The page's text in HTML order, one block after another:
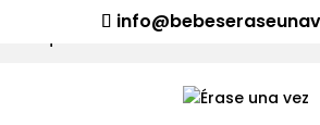
¡Aviso importante para tod@s! Si